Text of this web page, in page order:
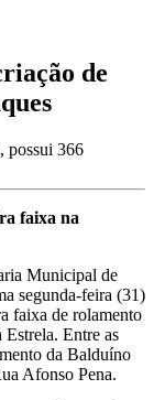
de
possui 366
faixa na
Municipal de
segunda-feira (31)
faixa de rolamento
Entre as
da Balduíno
Afonso Pena.